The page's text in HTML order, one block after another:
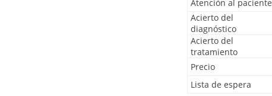
Atención al paciente
Acierto del
diagnóstico
Acierto del
tratamiento
Precio
Lista de espera